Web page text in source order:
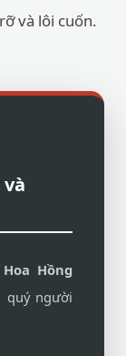
và lôi cuốn.
Hồng
quý người